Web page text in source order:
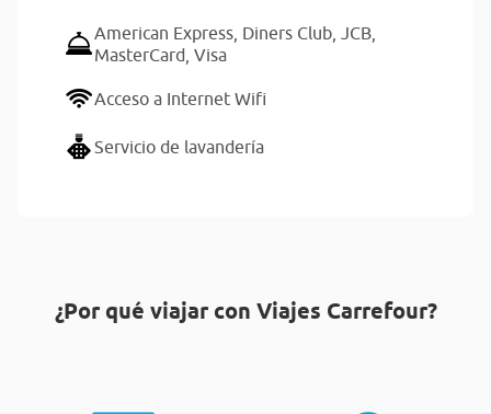
American Express, Diners Club, JCB,
MasterCard, Visa
Acceso a Internet Wifi
Servicio de lavandería
¿Por qué viajar con Viajes Carrefour?